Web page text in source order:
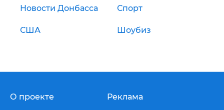
Новости Донбасса Спорт
США Шоубиз
О проекте Реклама